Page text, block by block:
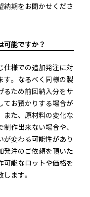
納期をお聞かせくださ
可能ですか？
仕様での追加発注に対
す。なるべく同様の製
るため前回納入分をサ
てお預かりする場合が
また、原材料の変化な
制作出来ない場合や、
が変わる可能性があり
発注のご依頼を頂いた
可能なロットや価格を
します。